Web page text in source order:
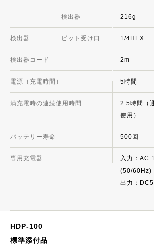
検出器
検出器 ビット受け口
検出器コード
電源（充電時間）
満充電時の連続使用時間
バッテリー寿命
専用充電器
216g
1/4HEX
2m
5時間
2.5時間（
使用）
500回
入力：AC
(50/60Hz)
出力：
HDP-100
標準添付品